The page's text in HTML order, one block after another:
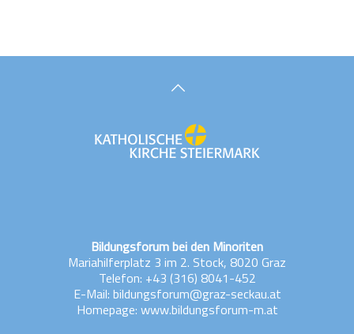
Bildungsforum bei den Minoriten
Mariahilferplatz 3 im 2. Stock, 8020 Graz
Telefon: +43 (316) 8041-452
E-Mail: bildungsforum@graz-seckau.at
Homepage: www.bildungsforum-m.at